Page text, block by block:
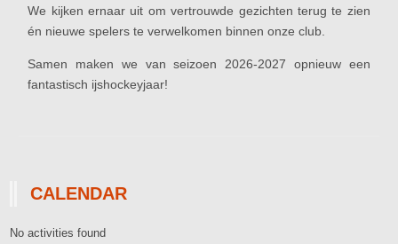
We kijken ernaar uit om vertrouwde gezichten terug te zien
én nieuwe spelers te verwelkomen binnen onze club.
Samen maken we van seizoen 2026-2027 opnieuw een
fantastisch ijshockeyjaar!
CALENDAR
No activities found